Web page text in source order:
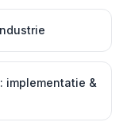
implementatie &